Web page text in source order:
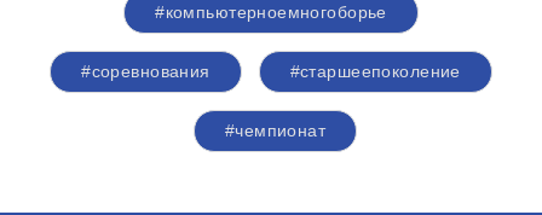
#компьютерноемногоборье
#соревнования #старшеепоколение
#чемпионат